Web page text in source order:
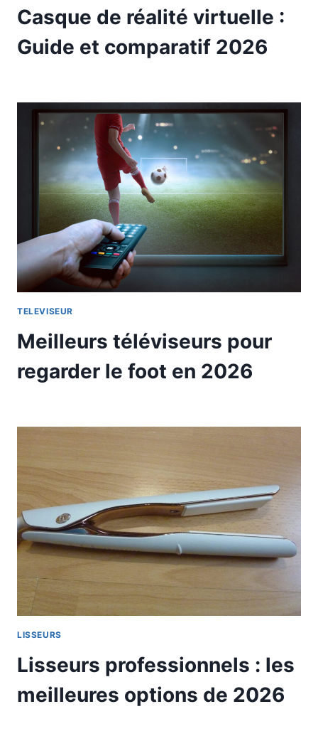
Casque de réalité virtuelle :
Guide et comparatif 2026
TELEVISEUR
Meilleurs téléviseurs pour
regarder le foot en 2026
LISSEURS
Lisseurs professionnels : les
meilleures options de 2026